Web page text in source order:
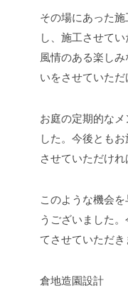
その場にあった
し、施工させて
風情のある楽し
いをさせていただ
お庭の定期的な
した。今後とも
させていただけれ
このような機会
うございました
てさせていただき
倉地造園設計